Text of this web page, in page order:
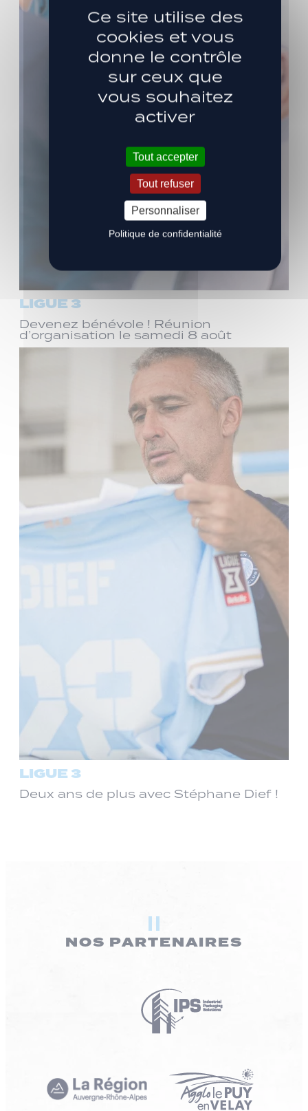
LIGUE 3
Devenez bénévole ! Réunion
d’organisation le samedi 8 août
LIGUE 3
Deux ans de plus avec Stéphane Dief !
NOS PARTENAIRES
Ce site utilise des
cookies et vous
donne le contrôle
sur ceux que
vous souhaitez
activer
Tout accepter
Tout refuser
Personnaliser
Politique de confidentialité